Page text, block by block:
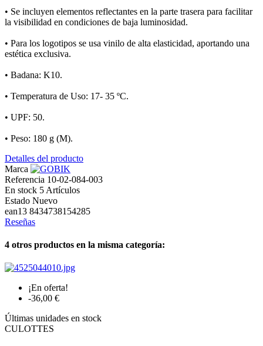
• Se incluyen elementos reflectantes en la parte trasera para facilitar
la visibilidad en condiciones de baja luminosidad.
• Para los logotipos se usa vinilo de alta elasticidad, aportando una
estética exclusiva.
• Badana: K10.
• Temperatura de Uso: 17- 35 ºC.
• UPF: 50.
• Peso: 180 g (M).
Detalles del producto
Marca
Referencia 10-02-084-003
En stock 5 Artículos
Estado Nuevo
ean13 8434738154285
Reseñas
4 otros productos en la misma categoría:
¡En oferta!
-36,00 €
Últimas unidades en stock
CULOTTES